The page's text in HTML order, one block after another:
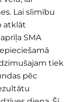
Lai slimību
atklāt
SMA
tiek
pēc